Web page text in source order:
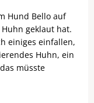
Hund Bello auf
geklaut hat.
einiges einfallen,
Huhn, ein
müsste